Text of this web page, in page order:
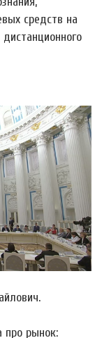
средств на
про рынок: